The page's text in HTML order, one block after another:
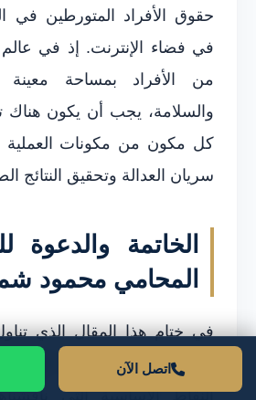
حقوق الأفراد المتورطين في
في فضاء الإنترنت. إذ في عالم
من الأفراد بمساحة
والسلامة، يجب أن يكون
كل مكون من مكونات العملية
سريان العدالة وتحقيق النتائج
الخاتمة والدعوة
المحامي محمود
في ختام هذا المقال الذي
الإجراءات في قضايا الإنترنت
النقاط الأساسية التي
اتصل الآن